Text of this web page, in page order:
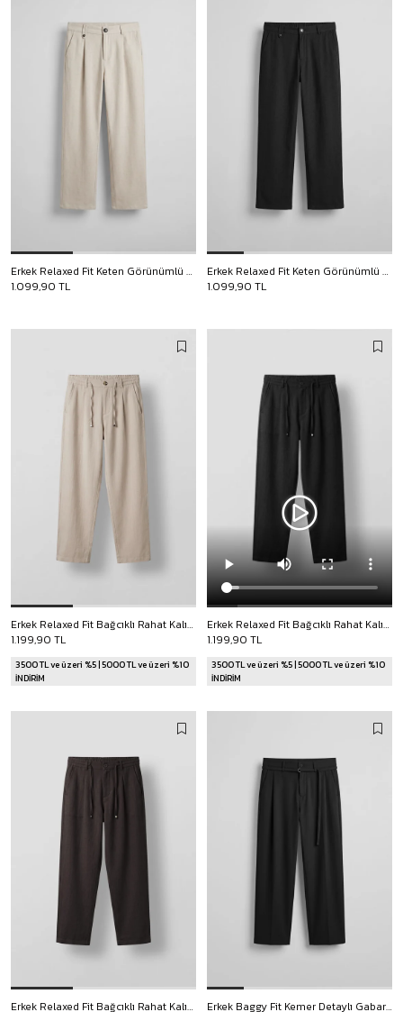
Erkek Relaxed Fit Keten Görünümlü Pantolon Ekru
1.099,90 TL
Erkek Relaxed Fit Keten Görünümlü Pantolon Siyah
1.099,90 TL
Erkek Relaxed Fit Bağcıklı Rahat Kalıp Pantolon Taş Rengi
1.199,90 TL
3500 TL ve üzeri %5 | 5000 TL ve üzeri %10
İNDİRİM
Erkek Relaxed Fit Bağcıklı Rahat Kalıp Pantolon Siyah
1.199,90 TL
3500 TL ve üzeri %5 | 5000 TL ve üzeri %10
İNDİRİM
Erkek Relaxed Fit Bağcıklı Rahat Kalıp Pantolon Koyu Kahve
Erkek Baggy Fit Kemer Detaylı Gabardin Kumaş Pantolon Siyah